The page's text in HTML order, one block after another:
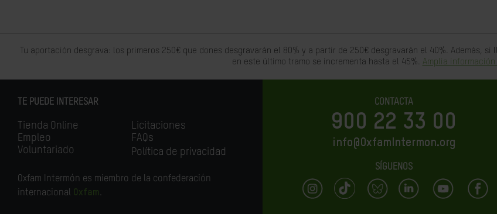
Tu aportación desgrava: los primeros 250€ que dones desgravarán el 80% y a partir de 250€ desgravarán el 40%. Además, si
en este último tramo se incrementa hasta el 45%. Amplia
TE PUEDE INTERESAR
Tienda Online
Empleo
Voluntariado
Licitaciones
FAQs
Política de privacidad
Oxfam Intermón es miembro de la confederación
internacional Oxfam.
CONTACTA
900 22 33 00
info@OxfamIntermon.org
SÍGUENOS